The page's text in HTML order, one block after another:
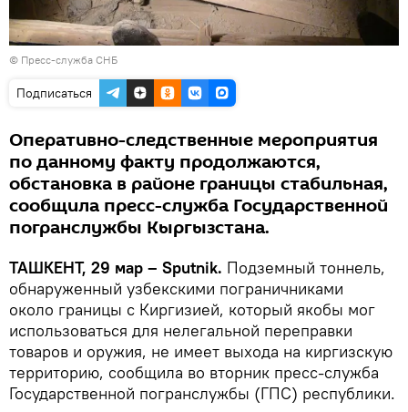
© Пресс-служба СНБ
Подписаться
Оперативно-следственные мероприятия
по данному факту продолжаются,
обстановка в районе границы стабильная,
сообщила пресс-служба Государственной
погранслужбы Кыргызстана.
ТАШКЕНТ, 29 мар – Sputnik. Подземный тоннель,
обнаруженный узбекскими пограничниками
около границы с Киргизией, который якобы мог
использоваться для нелегальной переправки
товаров и оружия, не имеет выхода на киргизскую
территорию, сообщила во вторник пресс-служба
Государственной погранслужбы (ГПС) республики.